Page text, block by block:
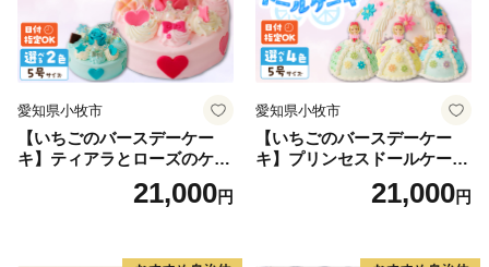
愛知県小牧市
【いちごのバースデーケー
キ】ティアラとローズのケー
キ スイーツ デザート 洋菓
子 お取り寄せ 愛知県 小牧市
レーション ホールケーキ 日
21,000円
愛知県小牧市
【いちごのバースデーケー
キ】プリンセスドールケーキ
日時指定可 スイーツ デザー
ト 洋菓子 お取り寄せ 愛知県
デコレーションケーキ ホー
21,000円